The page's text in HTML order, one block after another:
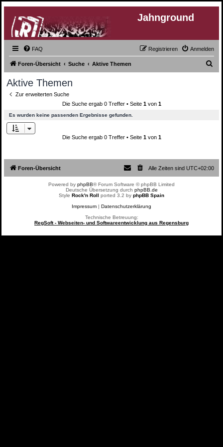
Jahnground
FAQ Anmelden
Registrieren
Foren-Übersicht Suche Aktive Themen
Aktive Themen
Zur erweiterten Suche
Die Suche ergab 0 Treffer • Seite 1von 1
Es wurden keine passenden Ergebnisse gefunden.
Die Suche ergab 0 Treffer • Seite 1von 1
Foren-Übersicht Alle Zeiten sind UTC+02:00
Powered by phpBB® Forum Software © phpBB Limited
Deutsche Übersetzung durch phpBB.de
Style Rock'n Roll ported 3.2 by phpBB Spain
Impressum | Datenschutzerklärung
Technische Betreuung:
RegSoft - Webseiten- und Softwareentwicklung aus Regensburg